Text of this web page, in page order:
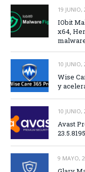
19 JUNIO,
IObit
x64,
10 JUNIO,
Wise
y
10 JUNIO,
Avast
9 MAYO,